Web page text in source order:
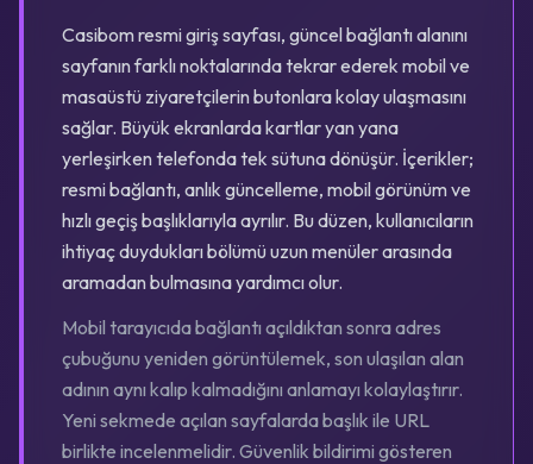
Casibom resmi giriş sayfası, güncel bağlantı alanını
sayfanın farklı noktalarında tekrar ederek mobil ve
masaüstü ziyaretçilerin butonlara kolay ulaşmasını
sağlar. Büyük ekranlarda kartlar yan yana
yerleşirken telefonda tek sütuna dönüşür. İçerikler;
resmi bağlantı, anlık güncelleme, mobil görünüm ve
hızlı geçiş başlıklarıyla ayrılır. Bu düzen, kullanıcıların
ihtiyaç duydukları bölümü uzun menüler arasında
aramadan bulmasına yardımcı olur.
Mobil tarayıcıda bağlantı açıldıktan sonra adres
çubuğunu yeniden görüntülemek, son ulaşılan alan
adının aynı kalıp kalmadığını anlamayı kolaylaştırır.
Yeni sekmede açılan sayfalarda başlık ile URL
birlikte incelenmelidir. Güvenlik bildirimi gösteren